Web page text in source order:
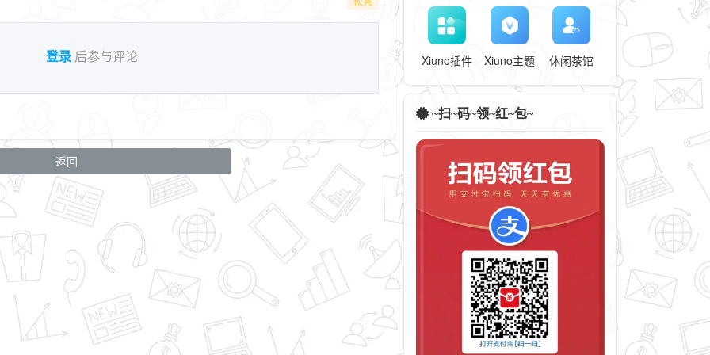
登录 后参与评论
返回
Xiuno插件 Xiuno主题 休闲茶馆
~扫~码~领~红~包~